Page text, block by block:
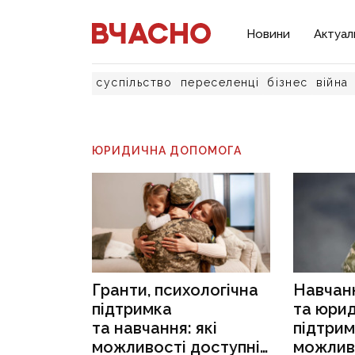
Новини
суспільство переселенці бізнес війна
ЮРИДИЧНА ДОПОМОГА
Гранти, психологічна
підтримка
та навчання: які
можливості доступні
та